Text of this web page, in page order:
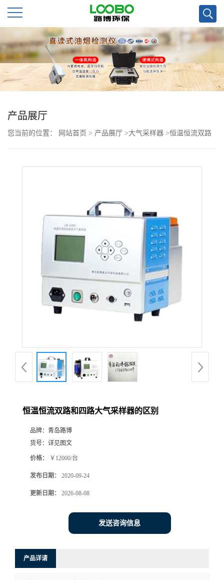
公
司
首
页
公
品
厅
系
产品展厅
您当前的位置： 网站首页 > 产品展厅 >大气采样器 >恒温恒流双路
恒温恒流双路和四路大气采样器的区别
品牌： 青岛路博
货号： 详见图文
价格： ￥12000/台
发布日期： 2020-09-24
更新日期： 2026-08-08
发送咨询信息
产品详请